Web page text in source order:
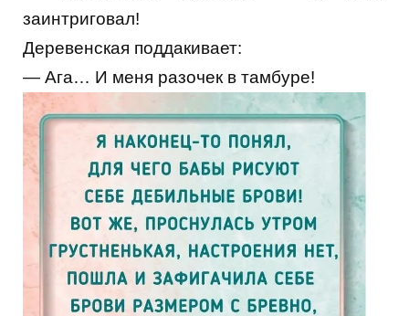
заинтриговал!
Деревенская поддакивает:
— Ага… И меня разочек в тамбуре!